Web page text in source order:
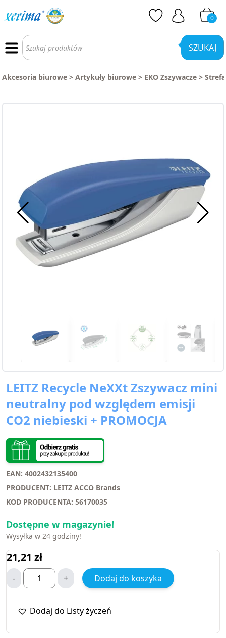
0
Wyszukiwarka
produktów SZUKAJ
Akcesoria biurowe > Artykuły biurowe > EKO Zszywacze >
LEITZ Recycle NeXXt Zszywacz mini
neutralny pod względem emisji
CO2 niebieski + PROMOCJA
EAN: 4002432135400
PRODUCENT: LEITZ ACCO Brands
KOD PRODUCENTA: 56170035
Dostępne w magazynie!
Wysyłka w 24 godziny!
21,21 zł
- + Dodaj do koszyka
Dodaj do Listy życzeń